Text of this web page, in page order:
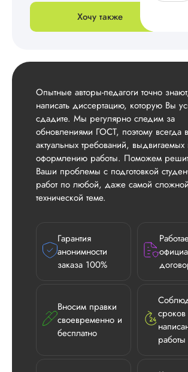
Хочу также
Опытные авторы-педагоги точно
написать диссертацию, которую Вы
сдадите. Мы регулярно следим за
обновлениями ГОСТ, поэтому всегда
актуальных требований, выдвигаемых
оформлению работы. Поможем
Ваши проблемы с подготовкой
работ по любой, даже самой сложной
технической теме.
Гарантия
анонимности
заказа 100%
Вносим правки
своевременно и
бесплатно
сроков
работы